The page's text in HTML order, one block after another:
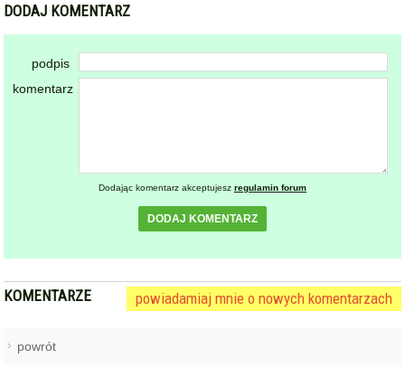
DODAJ KOMENTARZ
podpis
komentarz
Dodając komentarz akceptujesz regulamin forum
DODAJ KOMENTARZ
KOMENTARZE powiadamiaj mnie o nowych komentarzach
powrót